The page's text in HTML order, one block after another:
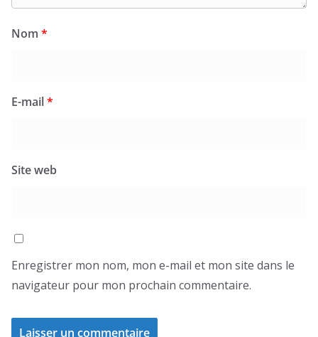
Nom *
E-mail*
Site web
Enregistrer mon nom, mon e-mail et mon site dans le
navigateur pour mon prochain commentaire.